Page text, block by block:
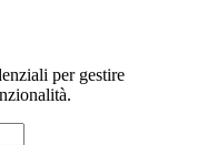
per gestire